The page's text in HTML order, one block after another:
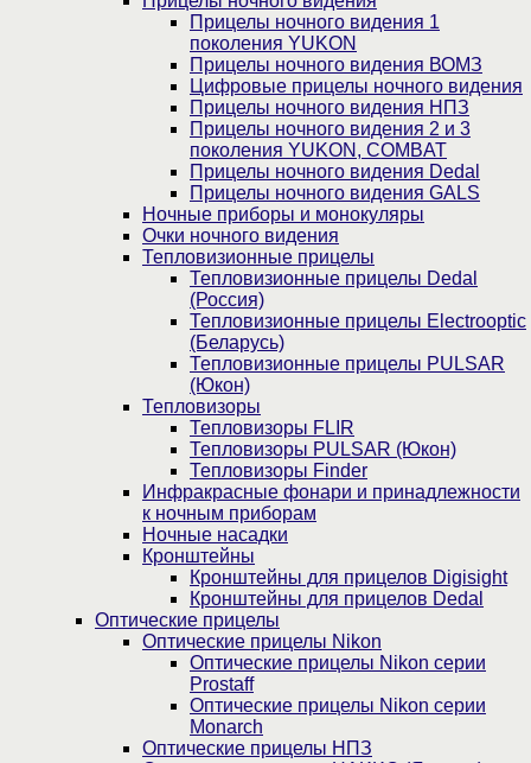
Прицелы ночного видения 1
поколения YUKON
Прицелы ночного видения ВОМЗ
Цифровые прицелы ночного видения
Прицелы ночного видения НПЗ
Прицелы ночного видения 2 и 3
поколения YUKON, COMBAT
Прицелы ночного видения Dedal
Прицелы ночного видения GALS
Ночные приборы и монокуляры
Очки ночного видения
Тепловизионные прицелы
Тепловизионные прицелы Dedal
(Россия)
Тепловизионные прицелы Electrooptic
(Беларусь)
Тепловизионные прицелы PULSAR
(Юкон)
Тепловизоры
Тепловизоры FLIR
Тепловизоры PULSAR (Юкон)
Тепловизоры Finder
Инфракрасные фонари и принадлежности
к ночным приборам
Ночные насадки
Кронштейны
Кронштейны для прицелов Digisight
Кронштейны для прицелов Dedal
Оптические прицелы
Оптические прицелы Nikon
Оптические прицелы Nikon серии
Prostaff
Оптические прицелы Nikon серии
Monarch
Оптические прицелы НПЗ